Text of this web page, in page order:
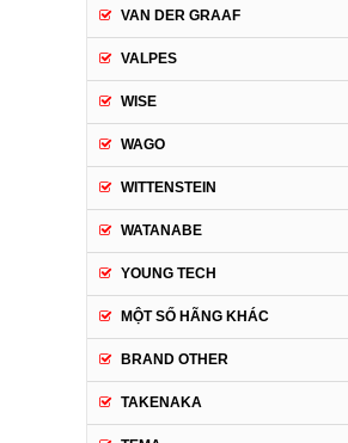
VAN DER GRAAF
VALPES
WISE
WAGO
WITTENSTEIN
WATANABE
YOUNG TECH
MỘT SỐ HÃNG KHÁC
BRAND OTHER
TAKENAKA